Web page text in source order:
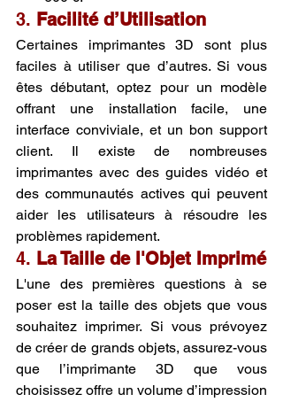
3. Facilité d’Utilisation
Certaines imprimantes 3D sont plus
faciles à utiliser que d’autres. Si vous
êtes débutant, optez pour un modèle
offrant une installation facile, une
interface conviviale, et un bon support
client. Il existe de nombreuses
imprimantes avec des guides vidéo et
des communautés actives qui peuvent
aider les utilisateurs à résoudre les
problèmes rapidement.
4. La Taille de l'Objet Imprimé
L'une des premières questions à se
poser est la taille des objets que vous
souhaitez imprimer. Si vous prévoyez
de créer de grands objets, assurez-vous
que l’imprimante 3D que vous
choisissez offre un volume d’impression